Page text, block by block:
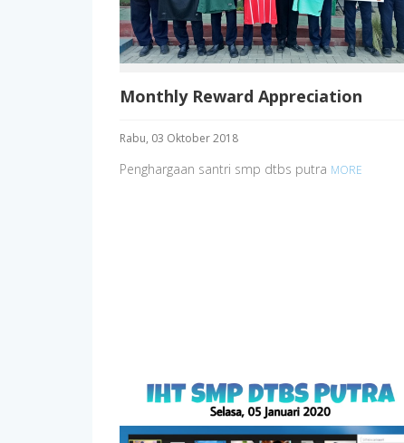
Monthly Reward Appreciation
Rabu, 03 Oktober 2018
Penghargaan santri smp dtbs putra MORE